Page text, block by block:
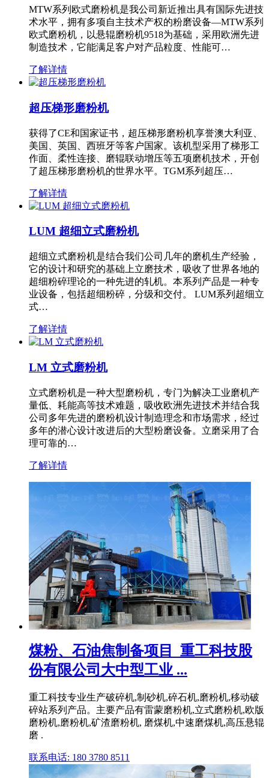
MTW系列欧式磨粉机是我公司新近推出具有国际先进技
术水平，拥有多项自主技术产权的粉磨设备—MTW系列
欧式磨粉机，以悬辊磨粉机9518为基础，采用欧洲先进
制造技术，它能满足客户对产品粒度、性能可…
了解详情
超压梯形磨粉机
获得了CE和国家证书，超压梯形磨粉机享誉澳大利亚、
美国、英国、西班牙等客户国家。该机型采用了梯形工
作面、柔性连接、磨辊联动增压等五项磨机技术，开创
了超压梯形磨粉机的世界水平。TGM系列超压…
了解详情
LUM 超细立式磨粉机
超细立式磨粉机是结合我们公司几年的磨机生产经验，
它的设计和研究的基础上立磨技术，吸收了世界各地的
超细粉碎理论的一种先进的轧机。本系列产品是一种专
业设备，包括超细粉碎，分级和交付。 LUM系列超细立
式…
了解详情
LM 立式磨粉机
立式磨粉机是一种大型磨粉机，专门为解决工业磨机产
量低、耗能高等技术难题，吸收欧洲先进技术并结合我
公司多年先进的磨粉机设计制造理念和市场需求，经过
多年的潜心设计改进后的大型粉磨设备。立磨采用了合
理可靠的…
了解详情
煤粉、石油焦制备项目_重工科技股
份有限公司大中型工业 ...
重工科技专业生产破碎机,制砂机,碎石机,磨粉机,移动破
碎站系列产品。主要产品有雷蒙磨粉机,立式磨粉机,欧版
磨粉机,磨粉机,矿渣磨粉机, 磨煤机,中速磨煤机,高压悬辊
磨 .
联系电话: 180 3780 8511